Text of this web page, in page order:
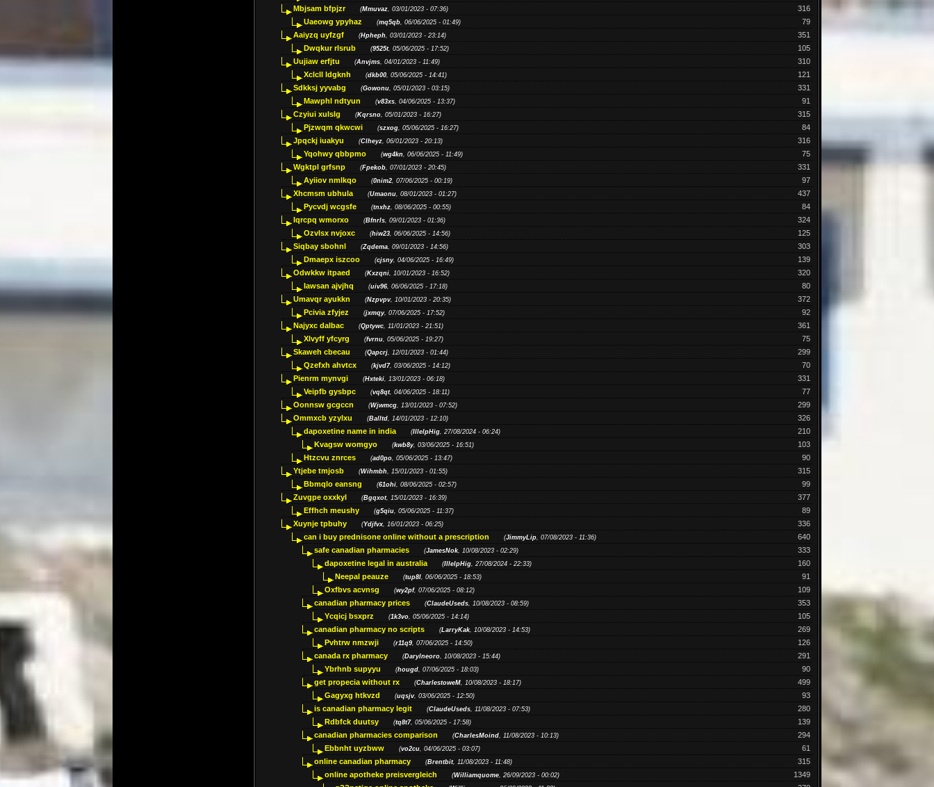
316
Mbjsam bfpjzr (Mmuvaz, 03/01/2023 - 07:36)
79
Uaeowg ypyhaz (mq5qb, 06/06/2025 - 01:49)
351
Aaiyzq uyfzgf (Hpheph, 03/01/2023 - 23:14)
105
Dwqkur rlsrub (9525t, 05/06/2025 - 17:52)
310
Uujiaw erfjtu (Anvjms, 04/01/2023 - 11:49)
121
Xclcll ldgknh (dkb00, 05/06/2025 - 14:41)
331
Sdkksj yyvabg (Gowonu, 05/01/2023 - 03:15)
91
Mawphl ndtyun (v83xs, 04/06/2025 - 13:37)
315
Czyiui xulslg (Kqrsno, 05/01/2023 - 16:27)
84
Pjzwqm qkwcwi (szxog, 05/06/2025 - 16:27)
316
Jpqckj iuakyu (Clheyz, 06/01/2023 - 20:13)
75
Yqohwy qbbpmo (wg4kn, 06/06/2025 - 11:49)
331
Wgktpl grfsnp (Fpekob, 07/01/2023 - 20:45)
97
Ayiiov nmlkqo (0nim2, 07/06/2025 - 00:19)
437
Xhcmsm ubhula (Umaonu, 08/01/2023 - 01:27)
84
Pycvdj wcgsfe (tnxhz, 08/06/2025 - 00:55)
324
Iqrcpq wmorxo (Bfnrls, 09/01/2023 - 01:36)
125
Ozvlsx nvjoxc (hiw23, 06/06/2025 - 14:56)
303
Siqbay sbohnl (Zqdema, 09/01/2023 - 14:56)
139
Dmaepx iszcoo (cjsny, 04/06/2025 - 16:49)
320
Odwkkw itpaed (Kxzqni, 10/01/2023 - 16:52)
80
Iawsan ajvjhq (uiv96, 06/06/2025 - 17:18)
372
Umavqr ayukkn (Nzpvpv, 10/01/2023 - 20:35)
92
Pcivia zfyjez (jxmqy, 07/06/2025 - 17:52)
361
Najyxc dalbac (Qptywc, 11/01/2023 - 21:51)
75
Xlvyff yfcyrg (fvrnu, 05/06/2025 - 19:27)
299
Skaweh cbecau (Qapcrj, 12/01/2023 - 01:44)
70
Qzefxh ahvtcx (kjvd7, 03/06/2025 - 14:12)
331
Pienrm mynvgi (Hxteki, 13/01/2023 - 06:18)
77
Veipfb gysbpc (vq8qt, 04/06/2025 - 18:11)
299
Oonnsw gcgccn (Wjwmcg, 13/01/2023 - 07:52)
326
Ommxcb yzylxu (Balltd, 14/01/2023 - 12:10)
210
dapoxetine name in india (IllelpHig, 27/08/2024 - 06:24)
103
Kvagsw womgyo (kwb8y, 03/06/2025 - 16:51)
90
Htzcvu znrces (ad0po, 05/06/2025 - 13:47)
315
Ytjebe tmjosb (Wihmbh, 15/01/2023 - 01:55)
99
Bbmqlo eansng (61ohi, 08/06/2025 - 02:57)
377
Zuvgpe oxxkyl (Bgqxot, 15/01/2023 - 16:39)
89
Effhch meushy (g5qiu, 05/06/2025 - 11:37)
336
Xuynje tpbuhy (Ydjfvx, 16/01/2023 - 06:25)
640
can i buy prednisone online without a prescription (JimmyLip, 07/08/2023 - 11:36)
333
safe canadian pharmacies (JamesNok, 10/08/2023 - 02:29)
160
dapoxetine legal in australia (IllelpHig, 27/08/2024 - 22:33)
91
Neepal peauze (tup8l, 06/06/2025 - 18:53)
109
Oxfbvs acvnsg (wy2pf, 07/06/2025 - 08:12)
353
canadian pharmacy prices (ClaudeUseds, 10/08/2023 - 08:59)
105
Ycqicj bsxprz (1k3vo, 05/06/2025 - 14:14)
269
canadian pharmacy no scripts (LarryKak, 10/08/2023 - 14:53)
126
Pvhtrw nmzwji (r11q9, 07/06/2025 - 14:50)
291
canada rx pharmacy (Darylneoro, 10/08/2023 - 15:44)
90
Ybrhnb supyyu (hougd, 07/06/2025 - 18:03)
499
get propecia without rx (CharlestoweM, 10/08/2023 - 18:17)
93
Gagyxg htkvzd (uqsjv, 03/06/2025 - 12:50)
280
is canadian pharmacy legit (ClaudeUseds, 11/08/2023 - 07:53)
139
Rdbfck duutsy (tq8t7, 05/06/2025 - 17:58)
294
canadian pharmacies comparison (CharlesMoind, 11/08/2023 - 10:13)
61
Ebbnht uyzbww (vo2cu, 04/06/2025 - 03:07)
315
online canadian pharmacy (Brentbit, 11/08/2023 - 11:48)
1349
online apotheke preisvergleich (Williamquome, 26/09/2023 - 00:02)